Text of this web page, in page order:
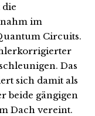
die
im
Circuits.
Das
sich damit als
beide gängigen
Dach vereint.